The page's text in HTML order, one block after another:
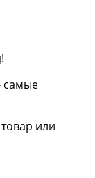
самые
или